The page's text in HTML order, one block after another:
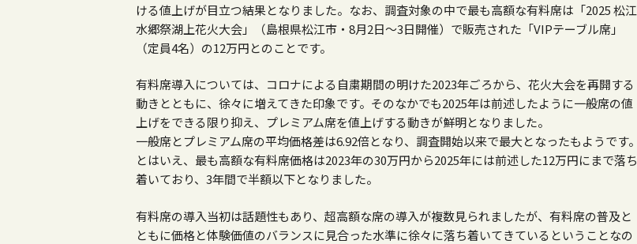
ける値上げが目立つ結果となりました。なお、調査対象の中で最も高額な有料席は「2025 松江
水郷祭湖上花火大会」（島根県松江市・8月2日～3日開催）で販売された「VIPテーブル席」
（定員4名）の12万円とのことです。
有料席導入については、コロナによる自粛期間の明けた2023年ごろから、花火大会を再開する
動きとともに、徐々に増えてきた印象です。そのなかでも2025年は前述したように一般席の値
上げをできる限り抑え、プレミアム席を値上げする動きが鮮明となりました。
一般席とプレミアム席の平均価格差は6.92倍となり、調査開始以来で最大となったもようです。
とはいえ、最も高額な有料席価格は2023年の30万円から2025年には前述した12万円にまで落ち
着いており、3年間で半額以下となりました。
有料席の導入当初は話題性もあり、超高額な席の導入が複数見られましたが、有料席の普及と
ともに価格と体験価値のバランスに見合った水準に徐々に落ち着いてきているということなの